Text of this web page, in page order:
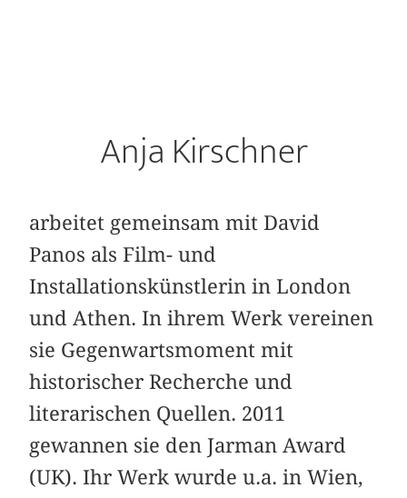
Anja Kirschner
arbeitet gemeinsam mit David
Panos als Film- und
Installationskünstlerin in London
und Athen. In ihrem Werk vereinen
sie Gegenwartsmoment mit
historischer Recherche und
literarischen Quellen. 2011
gewannen sie den Jarman Award
(UK). Ihr Werk wurde u.a. in Wien,